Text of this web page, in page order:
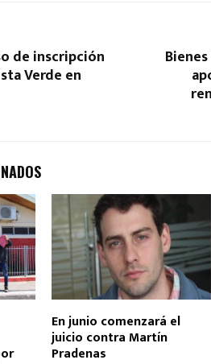
de inscripción
Verde en
En junio comenzará el
juicio contra Martín
Pradenas